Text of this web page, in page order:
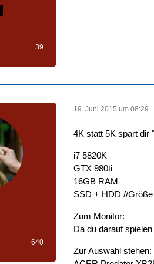
39
640
19. Juni 2015 um 08:29
4K statt 5K spart dir
i7 5820K
GTX 980ti
16GB RAM
SSD + HDD //
Zum Monitor:
Da du darauf
Zur Auswahl stehen: